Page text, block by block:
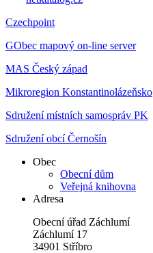
Czechpoint
GObec mapový on-line server
MAS Český západ
Mikroregion Konstantinolázeňsko
Sdružení místních samospráv PK
Sdružení obcí Černošín
Obec
Obecní dům
Veřejná knihovna
Adresa
Obecní úřad Záchlumí
Záchlumí 17
34901 Stříbro